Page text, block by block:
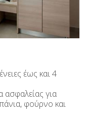
έως και 4
ασφαλείας για
φούρνο και